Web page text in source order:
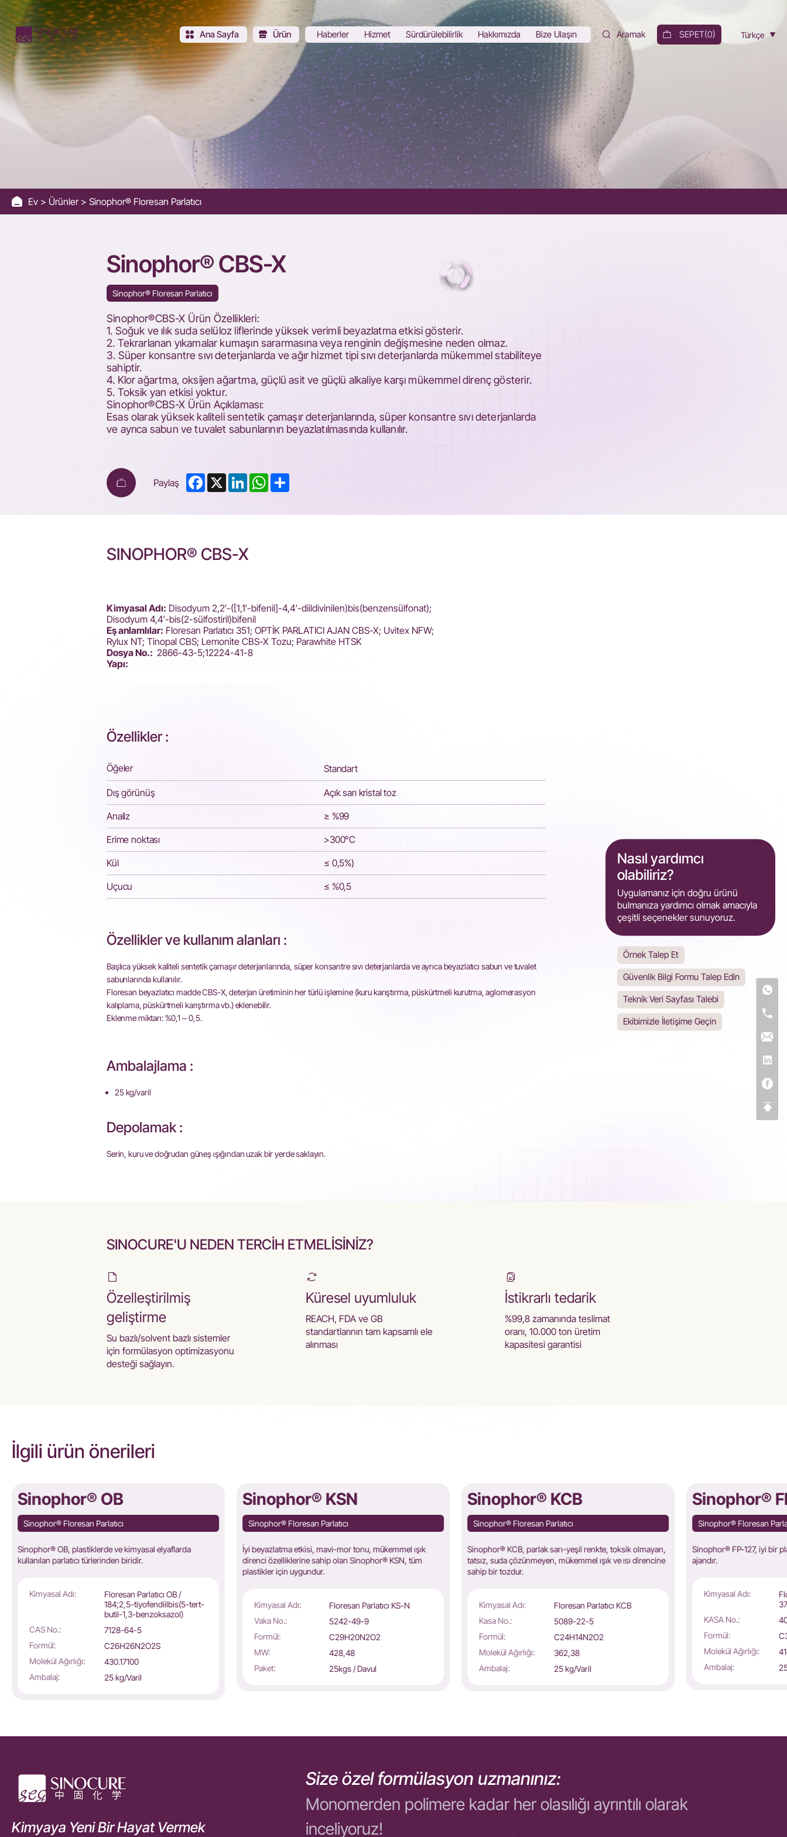
Sinophor®
CBS-
X
Ana Sayfa Ürün Haberler Hizmet Sürdürülebilirlik Hakkımızda Bize Ulaşın Aramak SEPET(0) Türkçe
Ev Ürünler Sinophor® Floresan Parlatıcı
Sinophor® CBS-X
Sinophor® Floresan Parlatıcı
Sinophor®CBS-X Ürün Özellikleri:
1. Soğuk ve ılık suda selüloz liflerinde yüksek verimli beyazlatma etkisi gösterir.
2. Tekrarlanan yıkamalar kumaşın sararmasına veya renginin değişmesine neden olmaz.
3. Süper konsantre sıvı deterjanlarda ve ağır hizmet tipi sıvı deterjanlarda mükemmel stabiliteye
sahiptir.
4. Klor ağartma, oksijen ağartma, güçlü asit ve güçlü alkaliye karşı mükemmel direnç gösterir.
5. Toksik yan etkisi yoktur.
Sinophor®CBS-X Ürün Açıklaması:
Esas olarak yüksek kaliteli sentetik çamaşır deterjanlarında, süper konsantre sıvı deterjanlarda
ve ayrıca sabun ve tuvalet sabunlarının beyazlatılmasında kullanılır.
Paylaş Facebook
X LinkedInWhatsApp
SINOPHOR® CBS-X
Kimyasal Adı: Disodyum 2,2′-([1,1′-bifenil]-4,4′-diildivinilen)bis(benzensülfonat);
Disodyum 4,4′-bis(2-sülfostiril)bifenil
Eş anlamlılar: Floresan Parlatıcı 351; OPTİK PARLATICI AJAN CBS-X; Uvitex NFW;
Rylux NT; Tinopal CBS; Lemonite CBS-X Tozu; Parawhite HTSK
Dosya No.: 2866-43-5;12224-41-8
Yapı:
Özellikler :
Öğeler Standart
Dış görünüş
Açık sarı kristal toz
Analiz
≥ %99
Erime noktası
>300°C
Kül
≤ 0,5%)
Uçucu
≤ %0,5
Özellikler ve kullanım alanları :
Başlıca yüksek kaliteli sentetik çamaşır deterjanlarında, süper konsantre sıvı deterjanlarda ve ayrıca beyazlatıcı sabun ve tuvalet
sabunlarında kullanılır.
Floresan beyazlatıcı madde CBS-X, deterjan üretiminin her türlü işlemine (kuru karıştırma, püskürtmeli kurutma, aglomerasyon
kalıplama, püskürtmeli karıştırma vb.) eklenebilir.
Eklenme miktarı: %0,1～0,5.
Ambalajlama :
25 kg/varil
Depolamak :
Serin, kuru ve doğrudan güneş ışığından uzak bir yerde saklayın.
Nasıl yardımcı
olabiliriz?
Uygulamanız için doğru ürünü
bulmanıza yardımcı olmak amacıyla
çeşitli seçenekler sunuyoruz.
Örnek Talep Et
Güvenlik Bilgi Formu Talep Edin
Teknik Veri Sayfası Talebi
Ekibimizle İletişime Geçin
SINOCURE'U NEDEN TERCİH ETMELİSİNİZ?
Özelleştirilmiş
geliştirme
Su bazlı/solvent bazlı sistemler
için formülasyon optimizasyonu
desteği sağlayın.
Küresel uyumluluk
REACH, FDA ve GB
standartlarının tam kapsamlı ele
alınması
İstikrarlı tedarik
%99,8 zamanında teslimat
oranı, 10.000 ton üretim
kapasitesi garantisi
İlgili ürün önerileri
Sinophor® OB
Sinophor® Floresan Parlatıcı
Sinophor® OB, plastiklerde ve kimyasal elyaflarda
kullanılan parlatıcı türlerinden biridir.
Kimyasal Adı:
Floresan Parlatıcı OB /
184;2,5-tiyofendiilbis(5-tert-
butil-1,3-benzoksazol)
CAS No.:
7128-64-5
Formül:
C26H26N2O2S
Molekül Ağırlığı:
430.17100
Ambalaj:
25 kg/Varil
Sinophor® KSN
Sinophor® Floresan Parlatıcı
İyi beyazlatma etkisi, mavi-mor tonu, mükemmel ışık
direnci özelliklerine sahip olan Sinophor® KSN, tüm
plastikler için uygundur.
Kimyasal Adı:
Floresan Parlatıcı KS-N
Vaka No.:
5242-49-9
Formül:
C29H20N2O2
MW:
428,48
Paket:
25kgs / Davul
Sinophor® KCB
Sinophor® Floresan Parlatıcı
Sinophor® KCB, parlak sarı-yeşil renkte, toksik olmayan,
tatsız, suda çözünmeyen, mükemmel ışık ve ısı direncine
sahip bir tozdur.
Kimyasal Adı:
Floresan Parlatıcı KCB
Kasa No.:
5089-22-5
Formül:
C24H14N2O2
Molekül Ağırlığı:
362,38
Ambalaj:
25 kg/Varil
Sinophor®
Sinophor® Floresan
Sinophor® FP-127, iyi bir
ajandır.
Kimyasal Adı:
KASA No.:
Formül:
Molekül Ağırlığı:
Ambalaj:
Kimyaya Yeni Bir Hayat Vermek
Size özel formülasyon uzmanınız:
Monomerden polimere kadar her olasılığı ayrıntılı olarak
inceliyoruz!